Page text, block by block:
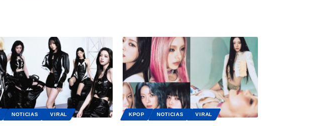
NOTICIAS VIRAL KPOP NOTICIAS VIRAL